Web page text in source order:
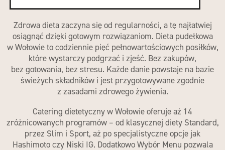
Zdrowa dieta zaczyna się od regularności, a tę najłatwiej
osiągnąć dzięki gotowym rozwiązaniom. Dieta pudełkowa
w Wołowieto codziennie pięć pełnowartościowych posiłków,
które wystarczy podgrzać i zjeść. Bez zakupów,
bez gotowania, bez stresu. Każde danie powstaje na bazie
świeżych składników i jest przygotowywane zgodnie
z zasadami zdrowego żywienia.
Catering dietetyczny w Wołowie oferuje aż 14
zróżnicowanych programów – od klasycznej diety Standard,
przez Slim i Sport, aż po specjalistyczne opcje jak
Hashimoto czy Niski IG. Dodatkowo Wybór Menu pozwala